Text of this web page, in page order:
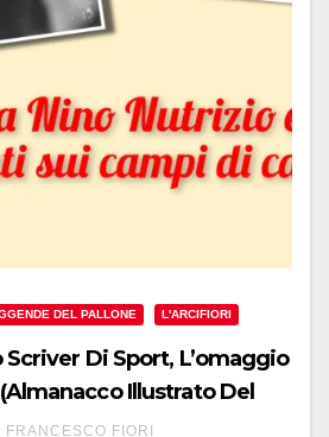
DEL PALLONE L'ARCIFIORI
Scriver Di Sport, L’omaggio
Illustrato Del
FRANCESCO FIORI